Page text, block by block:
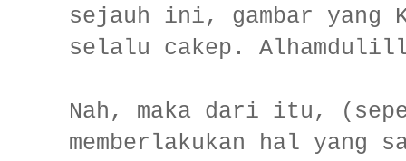
sejauh ini, gambar yang
selalu cakep.
Nah, maka dari itu,
memberlakukan hal yang